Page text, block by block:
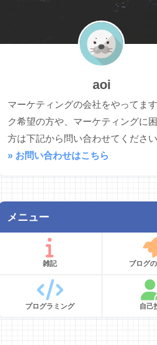
aoi
マーケティングの会社をやってま
ク希望の方や、マーケティングに
方は下記から問い合わせてください
» お問い合わせはこちら
メニュー
雑記 ブログ
プログラミング 自己